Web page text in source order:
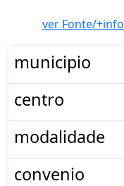
ver Fonte/+info
municipio
centro
modalidade
convenio